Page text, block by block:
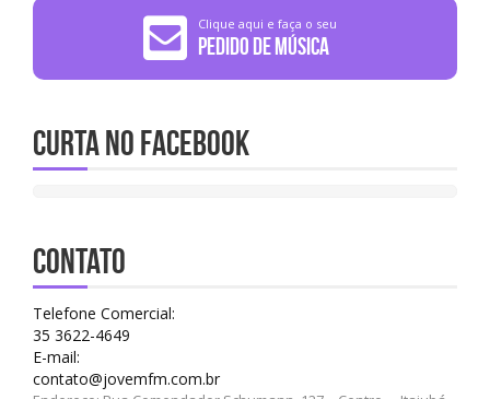
Clique aqui e faça o seu
Pedido de Música
Curta no Facebook
CONTATO
Telefone Comercial:
35 3622-4649
E-mail:
contato@jovemfm.com.br